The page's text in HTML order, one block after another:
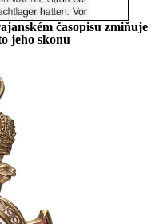
časopisu zmiňuje
jeho skonu